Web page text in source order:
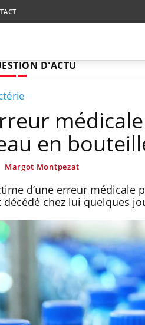
D'ACTU
en
Margot Montpezat
d’une erreur médicale
décédé chez lui quelques